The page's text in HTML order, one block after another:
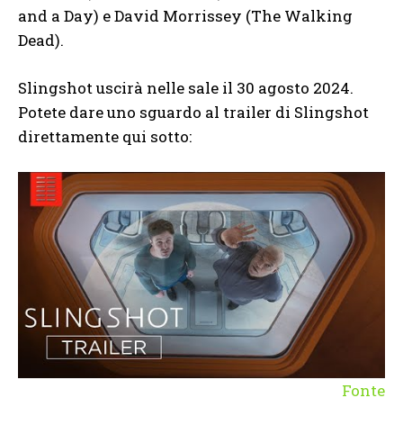
and a Day) e David Morrissey (The Walking
Dead).
Slingshot uscirà nelle sale il 30 agosto 2024.
Potete dare uno sguardo al trailer di Slingshot
direttamente qui sotto:
Fonte